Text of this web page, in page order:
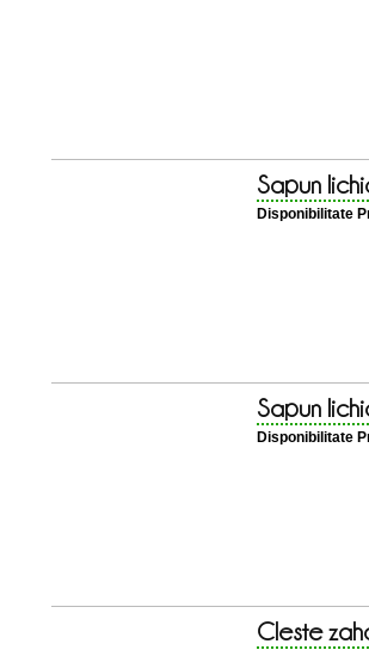
Sapun
Disponibilitate
Sapun
Disponibilitate
Cleste